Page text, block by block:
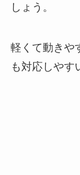
しょう。
軽くて動きや
も対応しやす